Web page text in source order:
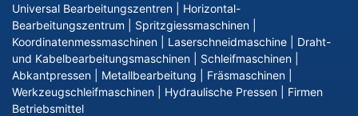
Universal Bearbeitungszentren
Horizontal-
Bearbeitungszentrum
Spritzgiessmaschinen
Koordinatenmessmaschinen
Laserschneidmaschine
Draht-
und Kabelbearbeitungsmaschinen
Schleifmaschinen
Abkantpressen
Metallbearbeitung Fräsmaschinen
Werkzeugschleifmaschinen
Hydraulische Pressen
Firmen
Betriebsmittel